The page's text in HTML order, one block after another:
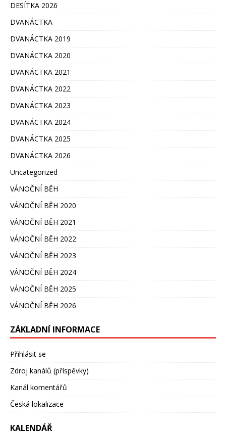
DESÍTKA 2026
DVANÁCTKA
DVANÁCTKA 2019
DVANÁCTKA 2020
DVANÁCTKA 2021
DVANÁCTKA 2022
DVANÁCTKA 2023
DVANÁCTKA 2024
DVANÁCTKA 2025
DVANÁCTKA 2026
Uncategorized
VÁNOČNÍ BĚH
VÁNOČNÍ BĚH 2020
VÁNOČNÍ BĚH 2021
VÁNOČNÍ BĚH 2022
VÁNOČNÍ BĚH 2023
VÁNOČNÍ BĚH 2024
VÁNOČNÍ BĚH 2025
VÁNOČNÍ BĚH 2026
ZÁKLADNÍ INFORMACE
Přihlásit se
Zdroj kanálů (příspěvky)
Kanál komentářů
Česká lokalizace
KALENDÁŘ